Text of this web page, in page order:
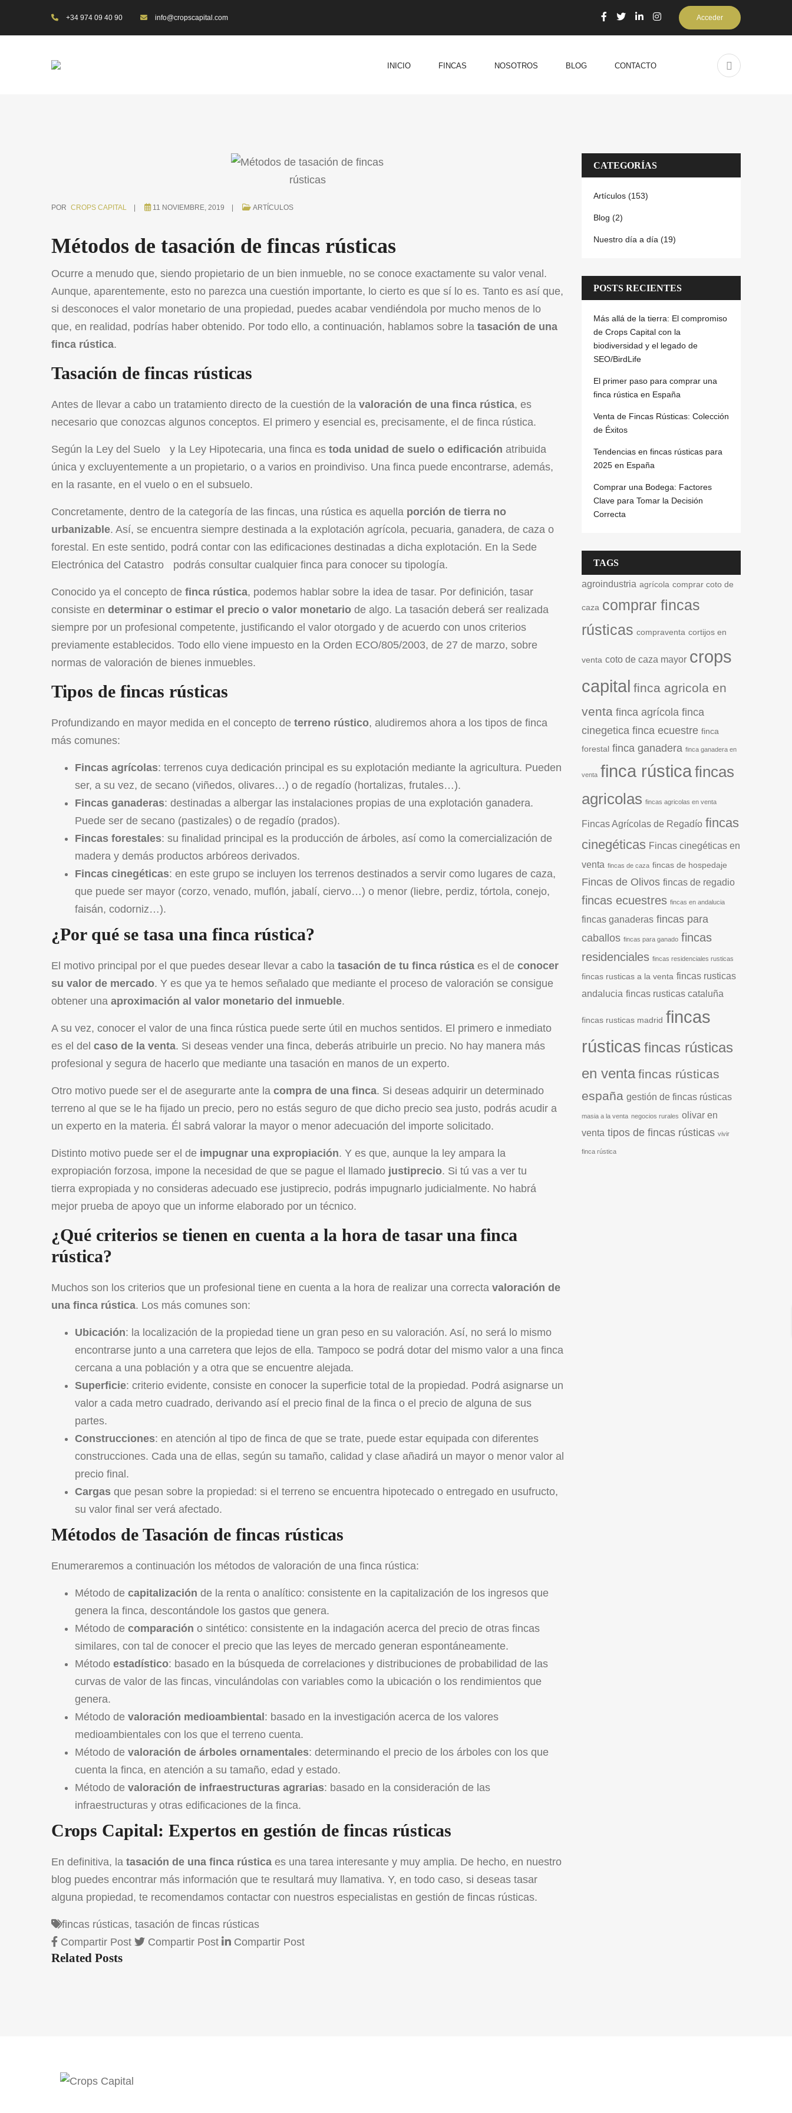
+34 974 09 40 90 info@cropscapital.com Acceder
INICIO FINCAS NOSOTROS BLOG CONTACTO
POR CROPS CAPITAL 11 NOVIEMBRE, 2019 ARTÍCULOS
Métodos de tasación de fincas rústicas
Ocurre a menudo que, siendo propietario de un bien inmueble, no se conoce exactamente su valor venal.
Aunque, aparentemente, esto no parezca una cuestión importante, lo cierto es que sí lo es. Tanto es así que,
si desconoces el valor monetario de una propiedad, puedes acabar vendiéndola por mucho menos de lo
que, en realidad, podrías haber obtenido. Por todo ello, a continuación, hablamos sobre la tasación de una
finca rústica.
Tasación de fincas rústicas
Antes de llevar a cabo un tratamiento directo de la cuestión de la valoración de una finca rústica, es
necesario que conozcas algunos conceptos. El primero y esencial es, precisamente, el de finca rústica.
Según la Ley del Suelo y la Ley Hipotecaria, una finca es toda unidad de suelo o edificación atribuida
única y excluyentemente a un propietario, o a varios en proindiviso. Una finca puede encontrarse, además,
en la rasante, en el vuelo o en el subsuelo.
Concretamente, dentro de la categoría de las fincas, una rústica es aquella porción de tierra no
urbanizable. Así, se encuentra siempre destinada a la explotación agrícola, pecuaria, ganadera, de caza o
forestal. En este sentido, podrá contar con las edificaciones destinadas a dicha explotación. En la Sede
Electrónica del Catastro podrás consultar cualquier finca para conocer su tipología.
Conocido ya el concepto de finca rústica, podemos hablar sobre la idea de tasar. Por definición, tasar
consiste en determinar o estimar el precio o valor monetario de algo. La tasación deberá ser realizada
siempre por un profesional competente, justificando el valor otorgado y de acuerdo con unos criterios
previamente establecidos. Todo ello viene impuesto en la Orden ECO/805/2003, de 27 de marzo, sobre
normas de valoración de bienes inmuebles.
Tipos de fincas rústicas
Profundizando en mayor medida en el concepto de terreno rústico, aludiremos ahora a los tipos de finca
más comunes:
Fincas agrícolas: terrenos cuya dedicación principal es su explotación mediante la agricultura. Pueden
ser, a su vez, de secano (viñedos, olivares…) o de regadío (hortalizas, frutales…).
Fincas ganaderas: destinadas a albergar las instalaciones propias de una explotación ganadera.
Puede ser de secano (pastizales) o de regadío (prados).
Fincas forestales: su finalidad principal es la producción de árboles, así como la comercialización de
madera y demás productos arbóreos derivados.
Fincas cinegéticas: en este grupo se incluyen los terrenos destinados a servir como lugares de caza,
que puede ser mayor (corzo, venado, muflón, jabalí, ciervo…) o menor (liebre, perdiz, tórtola, conejo,
faisán, codorniz…).
¿Por qué se tasa una finca rústica?
El motivo principal por el que puedes desear llevar a cabo la tasación de tu finca rústica es el de conocer
su valor de mercado. Y es que ya te hemos señalado que mediante el proceso de valoración se consigue
obtener una aproximación al valor monetario del inmueble.
A su vez, conocer el valor de una finca rústica puede serte útil en muchos sentidos. El primero e inmediato
es el del caso de la venta. Si deseas vender una finca, deberás atribuirle un precio. No hay manera más
profesional y segura de hacerlo que mediante una tasación en manos de un experto.
Otro motivo puede ser el de asegurarte ante la compra de una finca. Si deseas adquirir un determinado
terreno al que se le ha fijado un precio, pero no estás seguro de que dicho precio sea justo, podrás acudir a
un experto en la materia. Él sabrá valorar la mayor o menor adecuación del importe solicitado.
Distinto motivo puede ser el de impugnar una expropiación. Y es que, aunque la ley ampara la
expropiación forzosa, impone la necesidad de que se pague el llamado justiprecio. Si tú vas a ver tu
tierra expropiada y no consideras adecuado ese justiprecio, podrás impugnarlo judicialmente. No habrá
mejor prueba de apoyo que un informe elaborado por un técnico.
¿Qué criterios se tienen en cuenta a la hora de tasar una finca
rústica?
Muchos son los criterios que un profesional tiene en cuenta a la hora de realizar una correcta valoración de
una finca rústica. Los más comunes son:
Ubicación: la localización de la propiedad tiene un gran peso en su valoración. Así, no será lo mismo
encontrarse junto a una carretera que lejos de ella. Tampoco se podrá dotar del mismo valor a una finca
cercana a una población y a otra que se encuentre alejada.
Superficie: criterio evidente, consiste en conocer la superficie total de la propiedad. Podrá asignarse un
valor a cada metro cuadrado, derivando así el precio final de la finca o el precio de alguna de sus
partes.
Construcciones: en atención al tipo de finca de que se trate, puede estar equipada con diferentes
construcciones. Cada una de ellas, según su tamaño, calidad y clase añadirá un mayor o menor valor al
precio final.
Cargas que pesan sobre la propiedad: si el terreno se encuentra hipotecado o entregado en usufructo,
su valor final ser verá afectado.
Métodos de Tasación de fincas rústicas
Enumeraremos a continuación los métodos de valoración de una finca rústica:
Método de capitalización de la renta o analítico: consistente en la capitalización de los ingresos que
genera la finca, descontándole los gastos que genera.
Método de comparación o sintético: consistente en la indagación acerca del precio de otras fincas
similares, con tal de conocer el precio que las leyes de mercado generan espontáneamente.
Método estadístico: basado en la búsqueda de correlaciones y distribuciones de probabilidad de las
curvas de valor de las fincas, vinculándolas con variables como la ubicación o los rendimientos que
genera.
Método de valoración medioambiental : basado en la investigación acerca de los valores
medioambientales con los que el terreno cuenta.
Método de valoración de árboles ornamentales: determinando el precio de los árboles con los que
cuenta la finca, en atención a su tamaño, edad y estado.
Método de valoración de infraestructuras agrarias: basado en la consideración de las
infraestructuras y otras edificaciones de la finca.
Crops Capital: Expertos en gestión de fincas rústicas
En definitiva, la tasación de una finca rústica es una tarea interesante y muy amplia. De hecho, en nuestro
blog puedes encontrar más información que te resultará muy llamativa. Y, en todo caso, si deseas tasar
alguna propiedad, te recomendamos contactar con nuestros especialistas en gestión de fincas rústicas.
fincas rústicas, tasación de fincas rústicas
Compartir Post
Compartir Post Compartir Post
Related Posts
CATEGORÍAS
Artículos (153)
Blog (2)
Nuestro día a día (19)
POSTS RECIENTES
Más allá de la tierra: El compromiso
de Crops Capital con la
biodiversidad y el legado de
SEO/BirdLife
El primer paso para comprar una
finca rústica en España
Venta de Fincas Rústicas: Colección
de Éxitos
Tendencias en fincas rústicas para
2025 en España
Comprar una Bodega: Factores
Clave para Tomar la Decisión
Correcta
TAGS
agroindustria agrícola comprar coto de
caza comprar fincas
rústicas compraventa cortijos en
venta coto de caza mayor crops
capital finca agricola en
venta finca agrícola finca
cinegetica finca ecuestre finca
forestal finca ganadera finca ganadera en
venta finca rústicafincas
agricolas fincas agricolas en venta
Fincas Agrícolas de Regadío fincas
cinegéticas Fincas cinegéticas en
venta fincas de caza fincas de hospedaje
Fincas de Olivos fincas de regadio
fincas ecuestres fincas en andalucia
fincas ganaderas fincas para
caballos fincas para ganado fincas
residenciales fincas residenciales rusticas
fincas rusticas a la venta fincas rusticas
andalucia fincas rusticas cataluña
fincas rusticas madrid fincas
rústicas fincas rústicas
en venta fincas rústicas
españa gestión de fincas rústicas
masia a la venta negocios rurales olivar en
venta tipos de fincas rústicas vivir
finca rústica